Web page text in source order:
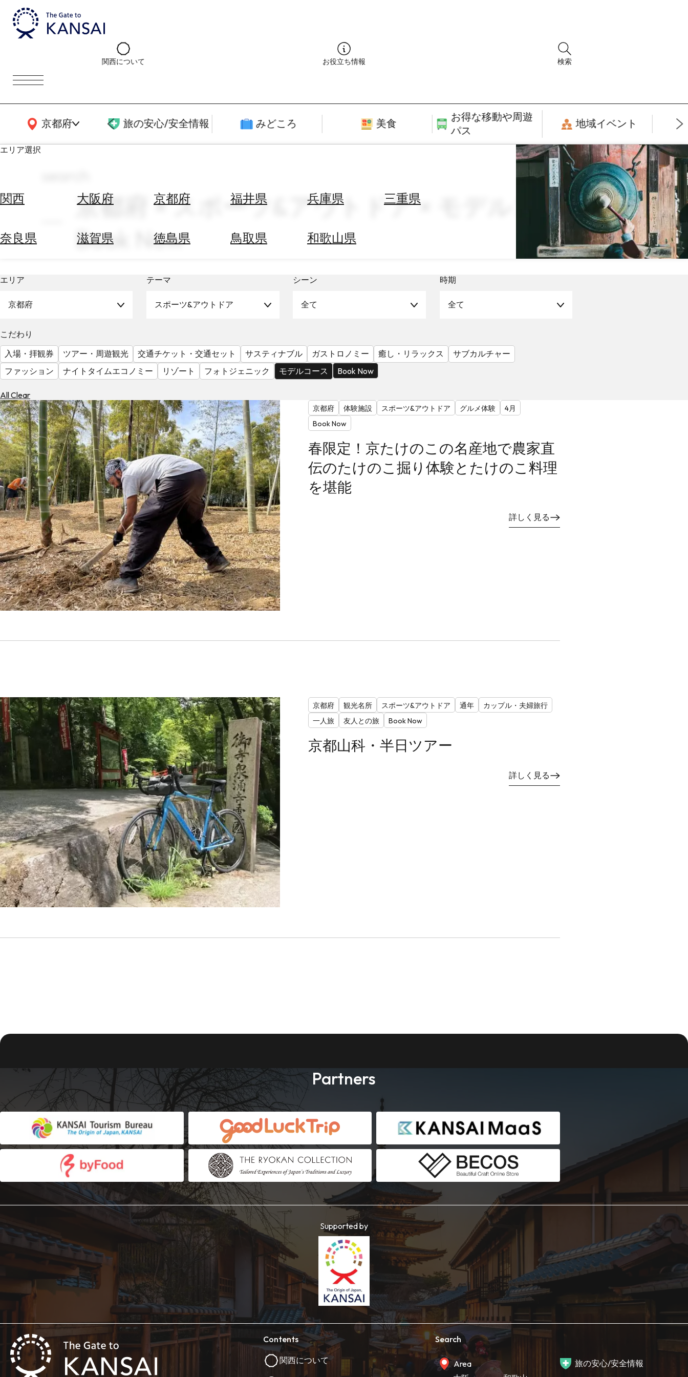
関西について お役立ち情報 検索
京都府
関西広域MAP 旅の安心/安全情報 みどころ 美食
お得な移動や周遊
パス
地域イベント
エリア選択
関西 大阪府 京都府 福井県 兵庫県 三重県
奈良県 滋賀県 徳島県 鳥取県 和歌山県
べ
る
天
気
を
見
京都府 × スポーツ&アウトドア × モデルコース ×
Book Now
エリア
京都府
テーマ
スポーツ&アウトドア
シーン
全て
時期
全て
こだわり
入場・拝観券
ツアー・周遊観光 交通チケット・交通セット サスティナブル ガストロノミー 癒し・リラックス
サブカルチャー
ファッション
ナイトタイムエコノミー リゾート フォトジェニック モデルコース Book Now
All Clear
京都府 体験施設 スポーツ&アウトドア グルメ体験
4月
Book Now
春限定！京たけのこの名産地で農家直
伝のたけのこ掘り体験とたけのこ料理
を堪能
詳しく見る
京都府 観光名所 スポーツ&アウトドア 通年
カップル・夫婦旅行
一人旅
友人との旅 Book Now
京都山科・半日ツアー
詳しく見る
Partners
Supported by
Contents
関西について
Search
Area
旅の安心/安全情報